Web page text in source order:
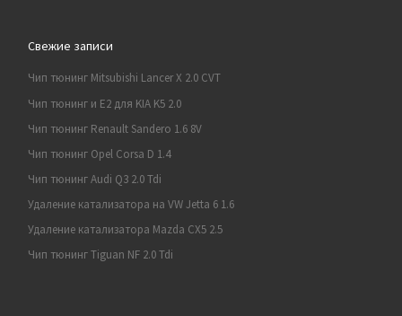
Свежие записи
Чип тюнинг Mitsubishi Lancer X 2.0 CVT
Чип тюнинг и E2 для KIA K5 2.0
Чип тюнинг Renault Sandero 1.6 8V
Чип тюнинг Opel Corsa D 1.4
Чип тюнинг Audi Q3 2.0 Tdi
Удаление катализатора на VW Jetta 6 1.6
Удаление катализатора Mazda CX5 2.5
Чип тюнинг Tiguan NF 2.0 Tdi